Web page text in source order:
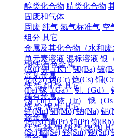
醇类化合物 腈类化合物
固废和气体
固废 纯气 氮气标准气 空
组分 其它
金属及其化合物（水和废
单元素溶液 混标溶液 银
(Au) 钾（K） 钡(Ba) 铍
钴(Co) 铬(Cr) 铯(Cs) 铜
(Fe) 镓（Ga） 钆（Gd）
铟（In） 铱（Ir） 锇（Os
锰(Mn) 钼(Mo) 钠(Na) 铌
钯(Pd) 镨(Pr) 铂(Pt) 铷(Rb)
(Sc) 硒(Se) 钐(Sm) 锡(Sn)
钢铁/有色金属
常见金属
铁 铝 铜 锌 其它
稀有金属
锆 铪 铌 钽 其它
轻金属
钛 铝 镁 钾 钠 钙 锶 钡 其